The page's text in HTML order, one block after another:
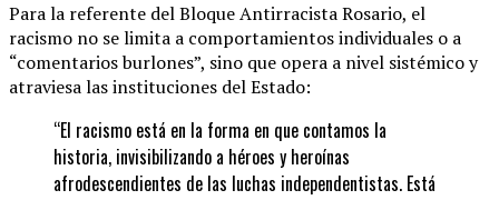
Para la referente del Bloque Antirracista Rosario, el
racismo no se limita a comportamientos individuales o a
“comentarios burlones”, sino que opera a nivel sistémico y
atraviesa las instituciones del Estado:
“El racismo está en la forma en que contamos la
historia, invisibilizando a héroes y heroínas
afrodescendientes de las luchas independentistas. Está